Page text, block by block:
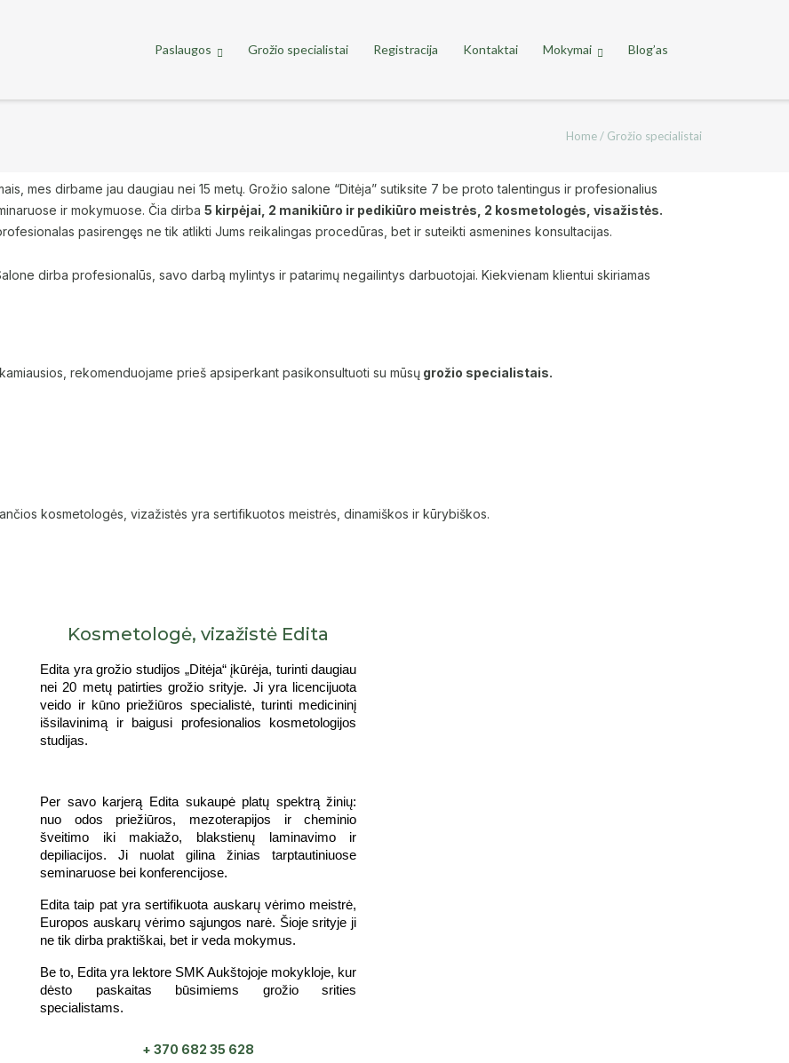
Paslaugos Grožio specialistai Registracija Kontaktai Mokymai Blog’as
Home/ Grožio specialistai
mes dirbame jau daugiau nei 15 metų. Grožio salone “Ditėja” sutiksite 7 be proto talentingus ir profesionalius
ir mokymuose. Čia dirba 5 kirpėjai, 2 manikiūro ir pedikiūro meistrės, 2 kosmetologės, visažistės.
pasirengęs ne tik atlikti Jums reikalingas procedūras, bet ir suteikti asmenines konsultacijas.
dirba profesionalūs, savo darbą mylintys ir patarimų negailintys darbuotojai. Kiekvienam klientui skiriamas
rekomenduojame prieš apsiperkant pasikonsultuoti su mūsųgrožio specialistais.
kosmetologės, vizažistės yra sertifikuotos meistrės, dinamiškos ir kūrybiškos.
Kosmetologė, vizažistė Edita
Edita yra grožio studijos „Ditėja“ įkūrėja, turinti daugiau
nei 20 metų patirties grožio srityje. Ji yra licencijuota
veido ir kūno priežiūros specialistė, turinti medicininį
išsilavinimą ir baigusi profesionalios kosmetologijos
studijas.
Per savo karjerą Edita sukaupė platų spektrą žinių:
nuo odos priežiūros, mezoterapijos ir cheminio
šveitimo iki makiažo, blakstienų laminavimo ir
depiliacijos. Ji nuolat gilina žinias tarptautiniuose
seminaruose bei konferencijose.
Edita taip pat yra sertifikuota auskarų vėrimo meistrė,
Europos auskarų vėrimo sąjungos narė. Šioje srityje ji
ne tik dirba praktiškai, bet ir veda mokymus.
Be to, Edita yra lektore SMK Aukštojoje mokykloje, kur
dėsto paskaitas būsimiems grožio srities
specialistams.
+ 370 682 35 628